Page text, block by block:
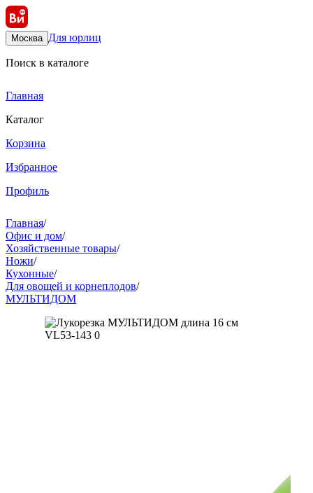
Москва Для юрлиц
Поиск в каталоге
Главная
Каталог
Корзина
Избранное
Профиль
Главная/
Офис и дом/
Хозяйственные товары/
Ножи/
Кухонные/
Для овощей и корнеплодов/
МУЛЬТИДОМ